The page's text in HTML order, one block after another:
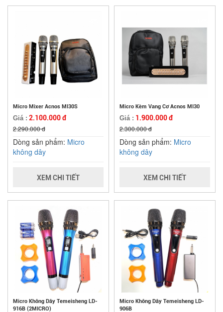
Micro Mixer Acnos MI30S
Giá : 2.100.000 đ
2.290.000 đ
Dòng sản phẩm: Micro
không dây
XEM CHI TIẾT
Micro Kèm Vang Cơ Acnos MI30
Giá : 1.900.000 đ
2.300.000 đ
Dòng sản phẩm: Micro
không dây
XEM CHI TIẾT
Micro Không Dây Temeisheng LD-
916B (2MICRO)
Micro Không Dây Temeisheng LD-
906B